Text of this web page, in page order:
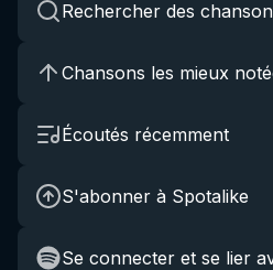
Rechercher des
Chansons les mieux
Écoutés récemment
S'abonner à Spotalike
Se connecter et se lier